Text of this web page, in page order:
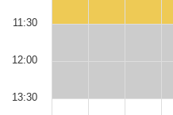
11:30
12:00
13:30